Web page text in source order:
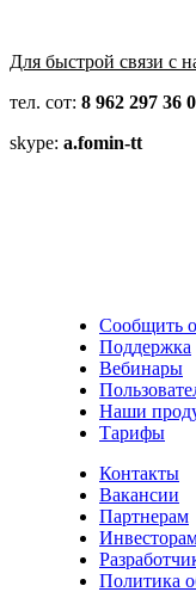
Для быстрой связи с
тел. сот: 8 962 297 36
skype: a.fomin-tt
Сообщить
Поддержка
Вебинары
Наши
Тарифы
Контакты
Вакансии
Партнерам
Политика